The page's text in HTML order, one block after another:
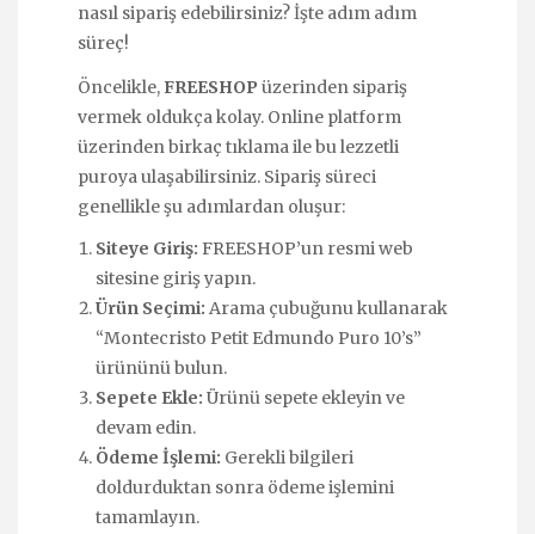
nasıl sipariş edebilirsiniz? İşte adım adım
süreç!
Öncelikle, FREESHOP üzerinden sipariş
vermek oldukça kolay. Online platform
üzerinden birkaç tıklama ile bu lezzetli
puroya ulaşabilirsiniz. Sipariş süreci
genellikle şu adımlardan oluşur:
Siteye Giriş: FREESHOP’un resmi web
sitesine giriş yapın.
Ürün Seçimi: Arama çubuğunu kullanarak
“Montecristo Petit Edmundo Puro 10’s”
ürününü bulun.
Sepete Ekle: Ürünü sepete ekleyin ve
devam edin.
Ödeme İşlemi: Gerekli bilgileri
doldurduktan sonra ödeme işlemini
tamamlayın.